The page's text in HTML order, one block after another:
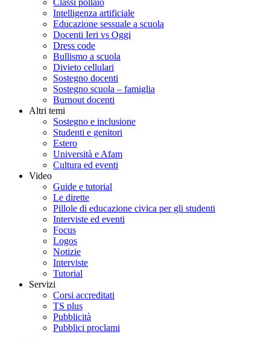
Classi pollaio
Intelligenza artificiale
Educazione sessuale a scuola
Docenti Ieri vs Oggi
Dress code
Bullismo a scuola
Divieto cellulari
Sostegno docenti
Sostegno scuola – famiglia
Burnout docenti
Altri temi
Sostegno e inclusione
Studenti e genitori
Estero
Università e Afam
Cultura ed eventi
Video
Guide e tutorial
Le dirette
Pillole di educazione civica per gli studenti
Interviste ed eventi
Focus
Logos
Notizie
Interviste
Tutorial
Servizi
Corsi accreditati
TS plus
Pubblicità
Pubblici proclami